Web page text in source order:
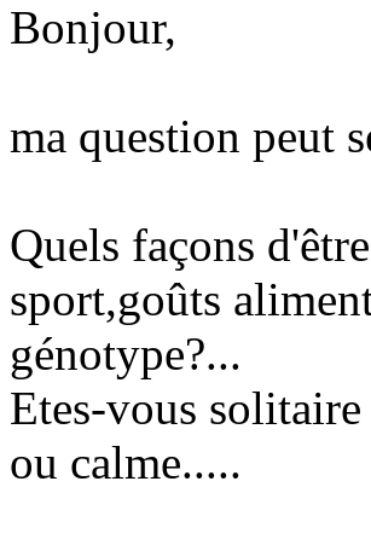
Bonjour,
ma question peut
Quels façons
sport,goûts
génotype?...
Etes-vous
ou calme.....